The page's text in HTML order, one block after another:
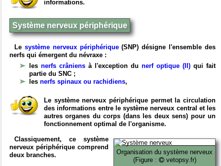
informations.
Système nerveux périphérique
Le système nerveux périphérique(SNP) désigne l'ensemble des
nerfs qui émergent du névraxe :
les nerfs crâniens à l'exception du nerf optique (II) qui fait
partie du SNC ;
les nerfs spinaux ou rachidiens,
Le système nerveux périphérique permet la circulation
des informations entre le système nerveux central et les
autres organes du corps (dans les deux sens) pour un
fonctionnement optimal de l'organisme.
Organisation du système nerveux
(Figure :
vetopsy.fr)
Classiquement, ce système
nerveux périphérique comprend
deux branches.